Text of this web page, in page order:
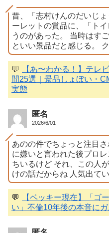
昔、「志村けんのだいじ
ーレットの賞品に、「ト
うのがあった。 当時はす
といい景品だと感じる。
💬
【あ〜わかる！】テレ
間25選｜景品しょぼい・
実態
匿名
2026/6/01
あのの件でちょっと注目
に嫌いと言われた後プロ
ちいるけど それ、この人
けの話だからね 人気出て
💬
【ベッキー現在】「ゴ
い」不倫10年後の本音に